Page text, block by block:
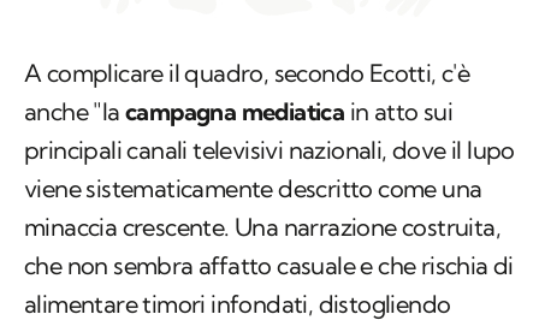
A complicare il quadro, secondo Ecotti, c'è
anche "lacampagna mediatica in atto sui
principali canali televisivi nazionali, dove il lupo
viene sistematicamente descritto come una
minaccia crescente. Una narrazione costruita,
che non sembra affatto casuale e che rischia di
alimentare timori infondati, distogliendo